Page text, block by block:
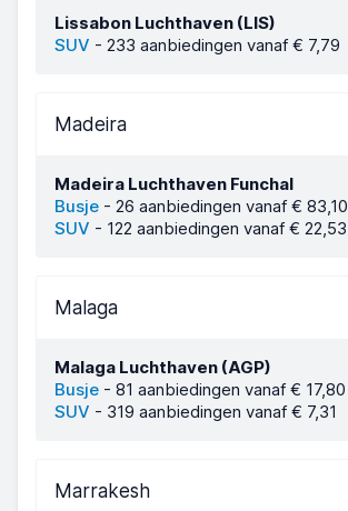
Lissabon Luchthaven (LIS)
SUV - 233 aanbiedingen vanaf € 7,79
Madeira
Madeira Luchthaven Funchal
Busje - 26 aanbiedingen vanaf € 83,10
SUV - 122 aanbiedingen vanaf € 22,53
Malaga
Malaga Luchthaven (AGP)
Busje - 81 aanbiedingen vanaf € 17,80
SUV - 319 aanbiedingen vanaf € 7,31
Marrakesh